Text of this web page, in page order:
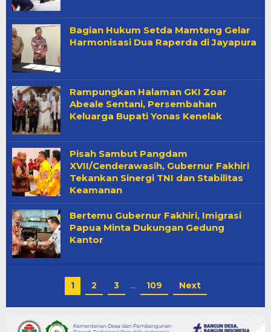
Bagian Hukum Setda Mamteng Gelar
Harmonisasi Dua Raperda di Jayapura
Rampungkan Halaman GKI Zoar
Abeale Sentani, Persembahan
Keluarga Bupati Yonas Kenelak
Pisah Sambut Pangdam
XVII/Cenderawasih, Gubernur Fakhiri
Tekankan Sinergi TNI dan Stabilitas
Keamanan
Bertemu Gubernur Fakhiri, Imigrasi
Papua Minta Dukungan Gedung
Kantor
1 2 3 … 109 Next